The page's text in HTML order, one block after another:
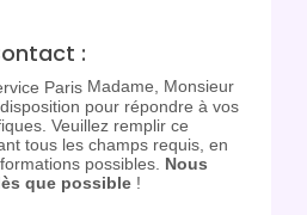
:
Madame, Monsieur
pour répondre à vos
Veuillez remplir ce
tous les champs requis, en
possibles. Nous
que possible !